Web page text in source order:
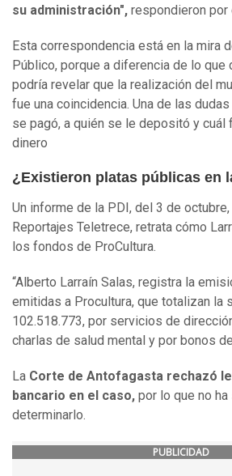
su administración", respondieron por
Esta correspondencia está en la mira
Público, porque a diferencia de lo que
podría revelar que la realización del
fue una coincidencia. Una de las
se pagó, a quién se le depositó y cuál
dinero
¿Existieron platas públicas en
Un informe de la PDI, del 3 de
Reportajes Teletrece, retrata cómo
los fondos de ProCultura.
“Alberto Larraín Salas, registra la
emitidas a Procultura, que totalizan la
102.518.773, por servicios de
charlas de salud mental y por bonos
La Corte de Antofagasta rechazó
bancario en el caso, por lo que no
determinarlo.
PUBLICIDAD